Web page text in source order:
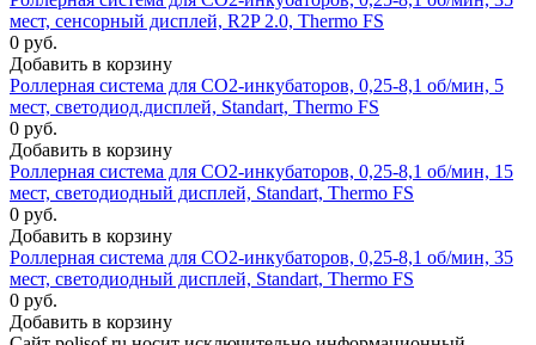
мест, сенсорный дисплей, R2P 2.0, Thermo FS
0 руб.
Добавить в корзину
Роллерная система для CO2-инкубаторов, 0,25-8,1 об/мин, 5
мест, светодиод.дисплей, Standart, Thermo FS
0 руб.
Добавить в корзину
Роллерная система для CO2-инкубаторов, 0,25-8,1 об/мин, 15
мест, светодиодный дисплей, Standart, Thermo FS
0 руб.
Добавить в корзину
Роллерная система для CO2-инкубаторов, 0,25-8,1 об/мин, 35
мест, светодиодный дисплей, Standart, Thermo FS
0 руб.
Добавить в корзину